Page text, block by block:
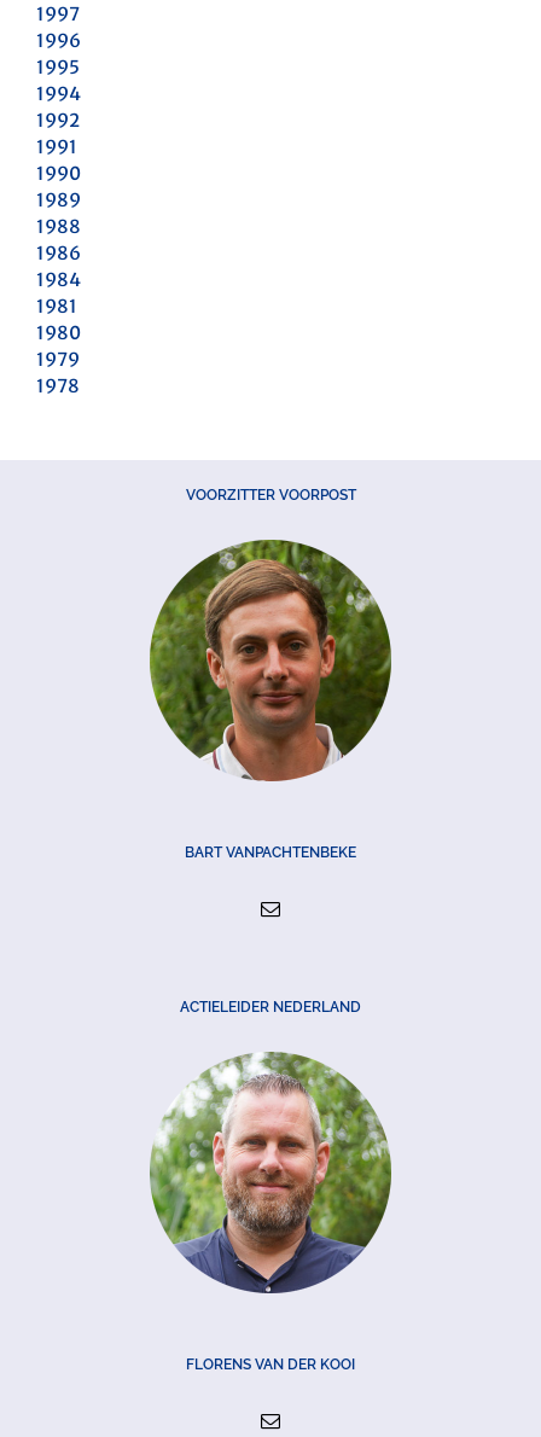
1997
1996
1995
1994
1992
1991
1990
1989
1988
1986
1984
1981
1980
1979
1978
VOORZITTER VOORPOST
BART VANPACHTENBEKE
ACTIELEIDER NEDERLAND
FLORENS VAN DER KOOI